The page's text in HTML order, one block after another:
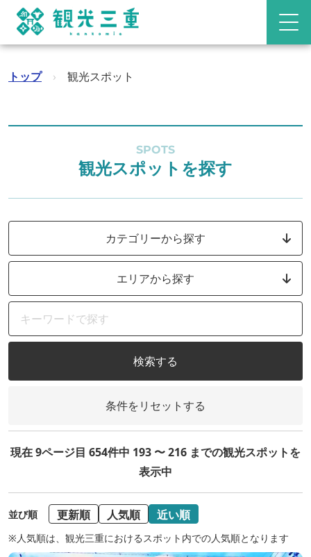
トップ › 観光スポット
SPOTS
観光スポットを探す
カテゴリーから探す
エリアから探す
検索する
条件をリセットする
現在 9ページ目 654件中 193 〜 216 までの観光スポットを
表示中
並び順 更新順 人気順 近い順
※人気順は、観光三重におけるスポット内での人気順となります